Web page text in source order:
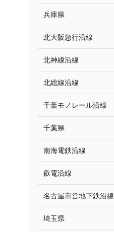
兵庫県
北大阪急行沿線
北神線沿線
北総線沿線
千葉モノレール沿線
千葉県
南海電鉄沿線
叡電沿線
名古屋市営地下鉄沿線
埼玉県